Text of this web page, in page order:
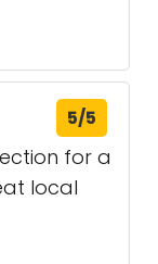
5/5
for a
local